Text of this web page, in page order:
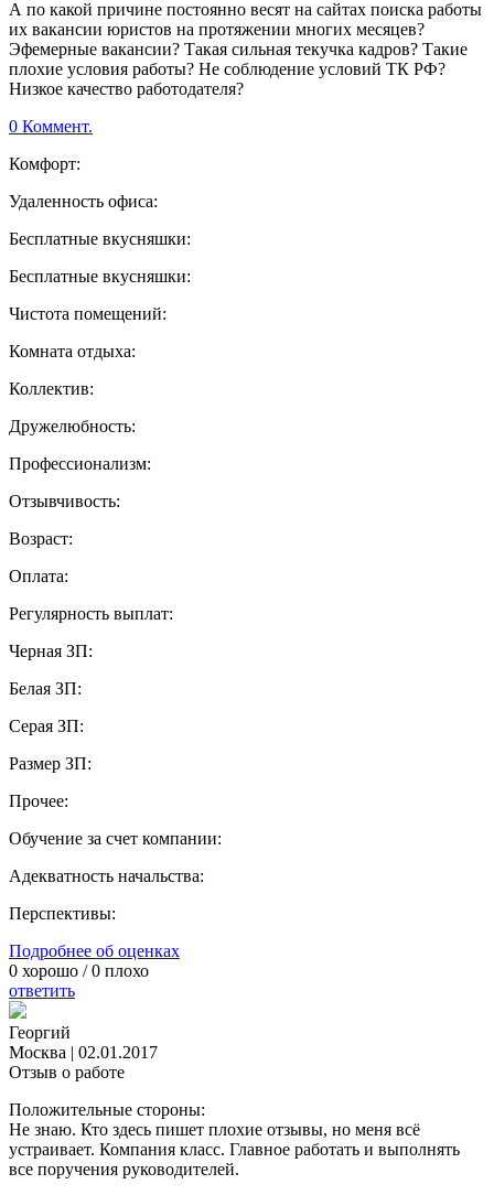
А по какой причине постоянно весят на сайтах поиска работы
их вакансии юристов на протяжении многих месяцев?
Эфемерные вакансии? Такая сильная текучка кадров? Такие
плохие условия работы? Не соблюдение условий ТК РФ?
Низкое качество работодателя?
0 Коммент.
Комфорт:
Удаленность офиса:
Бесплатные вкусняшки:
Бесплатные вкусняшки:
Чистота помещений:
Комната отдыха:
Коллектив:
Дружелюбность:
Профессионализм:
Отзывчивость:
Возраст:
Оплата:
Регулярность выплат:
Черная ЗП:
Белая ЗП:
Серая ЗП:
Размер ЗП:
Прочее:
Обучение за счет компании:
Адекватность начальства:
Перспективы:
Подробнее об оценках
0 хорошо /0 плохо
ответить
Георгий
Москва | 02.01.2017
Отзыв о работе
Положительные стороны:
Не знаю. Кто здесь пишет плохие отзывы, но меня всё
устраивает. Компания класс. Главное работать и выполнять
все поручения руководителей.